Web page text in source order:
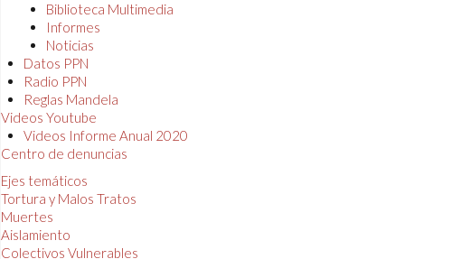
Biblioteca Multimedia
Informes
Noticias
Datos PPN
Radio PPN
Reglas Mandela
Videos Youtube
Videos Informe Anual 2020
Centro de denuncias
Ejes temáticos
Tortura y Malos Tratos
Muertes
Aislamiento
Colectivos Vulnerables